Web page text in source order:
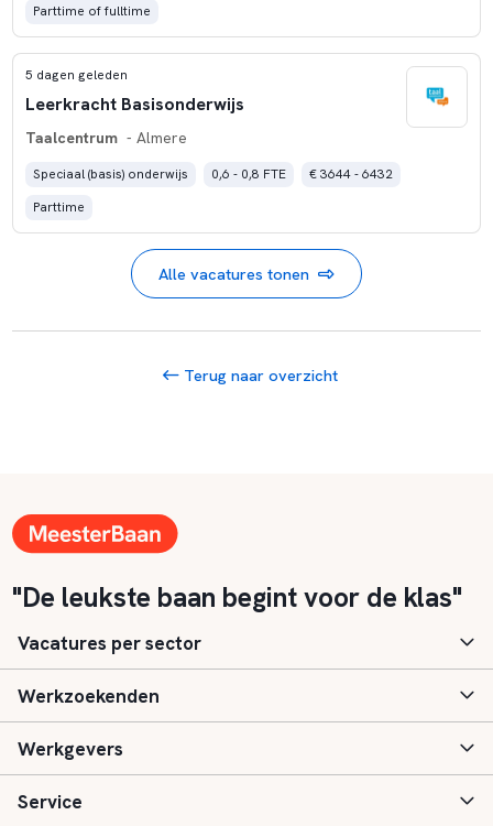
Parttime of fulltime
5 dagen geleden
Leerkracht Basisonderwijs
Taalcentrum - Almere
Speciaal (basis) onderwijs 0,6 - 0,8 FTE
€ 3644 - 6432
Parttime
Alle vacatures tonen
Terug naar overzicht
"De leukste baan begint voor de klas"
Vacatures per sector
Basisonderwijs
Speciaal (basis) onderwijs
Voortgezet onderwijs
Werkzoekenden
Aanmelden
Vacatures
Werkgevers
Inloggen
Service